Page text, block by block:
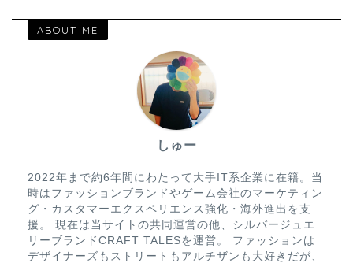
ABOUT ME
しゅー
2022年まで約6年間にわたって大手IT系企業に在籍。当
時はファッションブランドやゲーム会社のマーケティン
グ・カスタマーエクスペリエンス強化・海外進出を支
援。 現在は当サイトの共同運営の他、シルバージュエ
リーブランドCRAFT TALESを運営。 ファッションは
デザイナーズもストリートもアルチザンも大好きだが、